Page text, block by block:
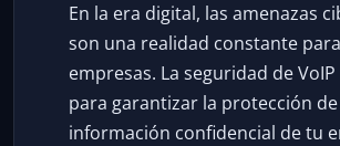
En la era digital, las amenazas
son una realidad constante
empresas. La seguridad de
para garantizar la protección de
información confidencial de tu